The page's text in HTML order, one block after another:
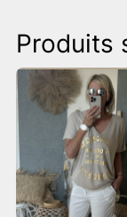
Produits